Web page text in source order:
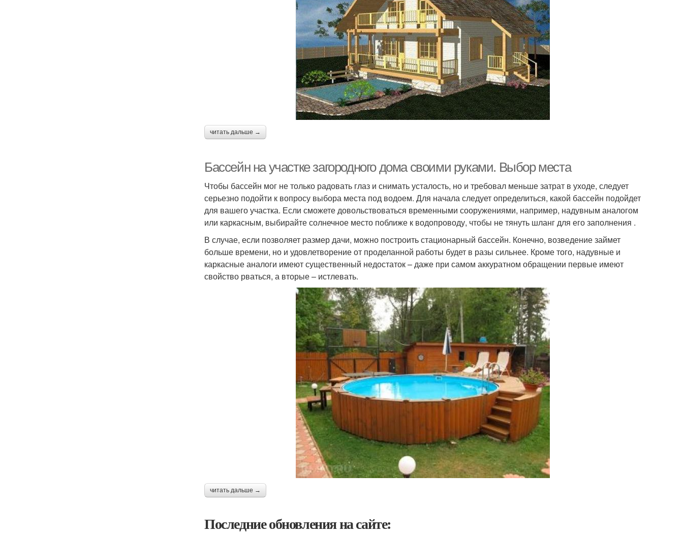
читать дальше →
Бассейн на участке загородного дома своими руками. Выбор места
Чтобы бассейн мог не только радовать глаз и снимать усталость, но и требовал меньше затрат в уходе, следует
серьезно подойти к вопросу выбора места под водоем. Для начала следует определиться, какой бассейн подойдет
для вашего участка. Если сможете довольствоваться временными сооружениями, например, надувным аналогом
или каркасным, выбирайте солнечное место поближе к водопроводу, чтобы не тянуть шланг для его заполнения .
В случае, если позволяет размер дачи, можно построить стационарный бассейн. Конечно, возведение займет
больше времени, но и удовлетворение от проделанной работы будет в разы сильнее. Кроме того, надувные и
каркасные аналоги имеют существенный недостаток – даже при самом аккуратном обращении первые имеют
свойство рваться, а вторые – истлевать.
читать дальше →
Последние обновления на сайте: